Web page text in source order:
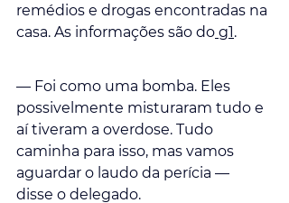
remédios e drogas encontradas na
casa. As informações são do g1.
— Foi como uma bomba. Eles
possivelmente misturaram tudo e
aí tiveram a overdose. Tudo
caminha para isso, mas vamos
aguardar o laudo da perícia —
disse o delegado.